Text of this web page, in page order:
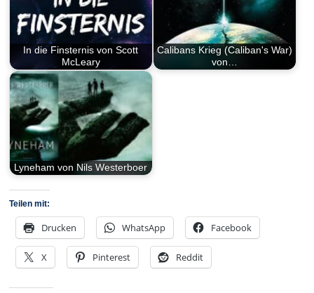
In die Finsternis von Scott
McLeary
Calibans Krieg (Caliban's War)
von…
Lyneham von Nils Westerboer
Teilen mit:
Drucken WhatsApp Facebook
X Pinterest Reddit